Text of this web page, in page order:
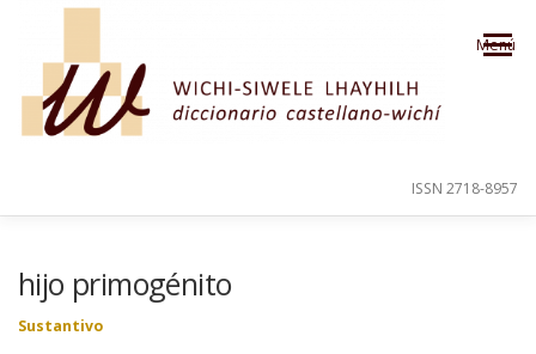
Saltar al contenido
Menú
ISSN 2718-8957
hijo primogénito
Sustantivo